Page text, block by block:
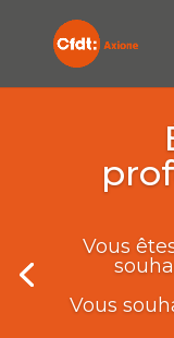
Vous
Vous